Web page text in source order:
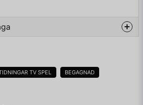
denna produkten...
TV SPEL BEGAGNAD